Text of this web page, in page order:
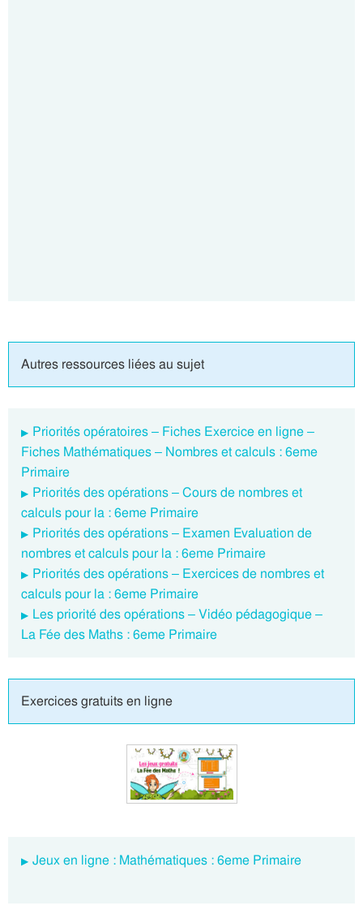
Autres ressources liées au sujet
Priorités opératoires – Fiches Exercice en ligne –
Fiches Mathématiques – Nombres et calculs : 6eme
Primaire
Priorités des opérations – Cours de nombres et
calculs pour la : 6eme Primaire
Priorités des opérations – Examen Evaluation de
nombres et calculs pour la : 6eme Primaire
Priorités des opérations – Exercices de nombres et
calculs pour la : 6eme Primaire
Les priorité des opérations – Vidéo pédagogique –
La Fée des Maths : 6eme Primaire
Exercices gratuits en ligne
Jeux en ligne : Mathématiques : 6eme Primaire